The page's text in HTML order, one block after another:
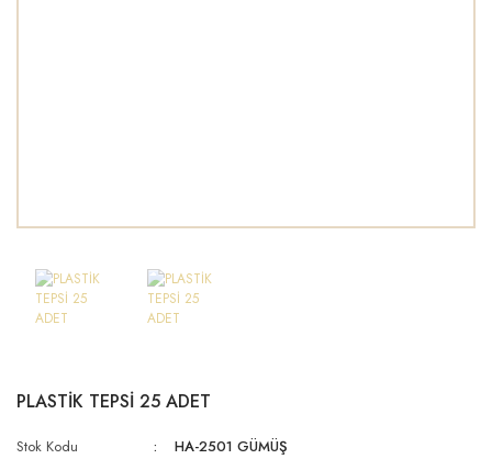
PLASTİK TEPSİ 25 ADET
Stok Kodu
HA-2501 GÜMÜŞ